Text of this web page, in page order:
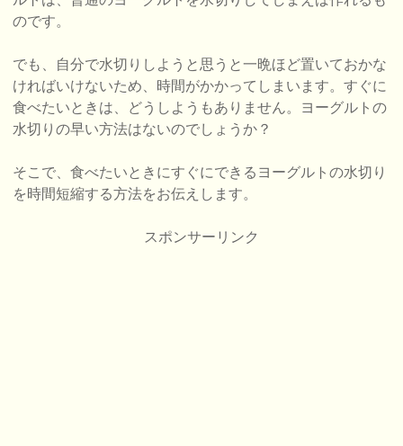
のです。
でも、自分で水切りしようと思うと一晩ほど置いておかな
ければいけないため、時間がかかってしまいます。すぐに
食べたいときは、どうしようもありません。ヨーグルトの
水切りの早い方法はないのでしょうか？
そこで、食べたいときにすぐにできるヨーグルトの水切り
を時間短縮する方法をお伝えします。
スポンサーリンク